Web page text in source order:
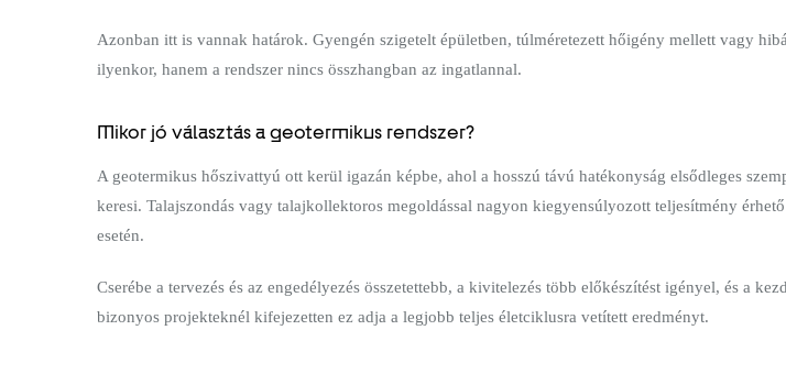
Azonban itt is vannak határok. Gyengén szigetelt épületben, túlméretezett hőigény mellett vagy
ilyenkor, hanem a rendszer nincs összhangban az ingatlannal.
Mikor jó választás a geotermikus rendszer?
A geotermikus hőszivattyú ott kerül igazán képbe, ahol a hosszú távú hatékonyság elsődleges
keresi. Talajszondás vagy talajkollektoros megoldással nagyon kiegyensúlyozott teljesítmény
esetén.
Cserébe a tervezés és az engedélyezés összetettebb, a kivitelezés több előkészítést igényel, és a
bizonyos projekteknél kifejezetten ez adja a legjobb teljes életciklusra vetített eredményt.